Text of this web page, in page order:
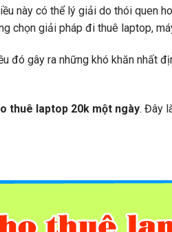
này có thể lý giải do thói quen
chọn giải pháp đi thuê laptop,
đó gây ra những khó khăn nhất
thuê laptop 20k một ngày. Đây